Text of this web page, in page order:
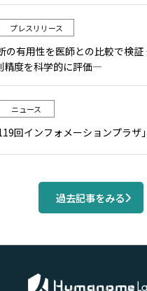
プレスリリース
の有用性を医師との比較で検
精度を科学的に評価―
ニュース
回インフォメーションプラザ
過去記事をみる